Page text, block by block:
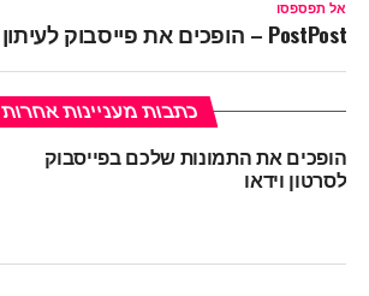
אל תפספסו
PostPost – הופכים את פייסבוק לעיתון וירטואלי
כתבות מעניינות אחרות
הופכים את התמונות שלכם בפייסבוק
לסרטון וידאו